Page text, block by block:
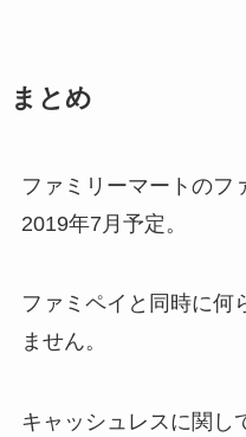
まとめ
ファミリーマートのフ
2019年7月予定。
ファミペイと同時に何
ません。
キャッシュレスに関し